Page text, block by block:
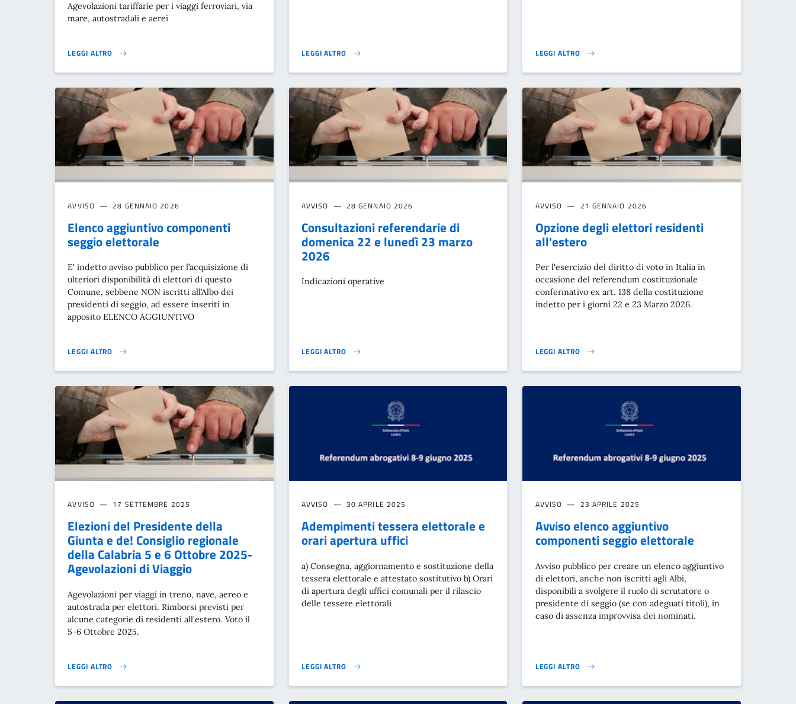
Agevolazioni tariffarie per i viaggi ferroviari, via
mare, autostradali e aerei
LEGGI ALTRO
CONSULTAZIONI ELETTORALI E REFERENDARIE DI DOMENICA 22 E LUNEDÌ 23 MARZO 2026}
LEGGI ALTRO
DOMANDA DI VOTO A DOMICILIO} LEGGI ALTRO
APERTURA UFFICI COMUNALI ELETTORALI}
AVVISO 28 GENNAIO 2026
Elenco aggiuntivo componenti
seggio elettorale
E' indetto avviso pubblico per l’acquisizione di
ulteriori disponibilità di elettori di questo
Comune, sebbene NON iscritti all’Albo dei
presidenti di seggio, ad essere inseriti in
apposito ELENCO AGGIUNTIVO
LEGGI ALTRO
ELENCO AGGIUNTIVO COMPONENTI SEGGIO ELETTORALE}
AVVISO 28 GENNAIO 2026
Consultazioni referendarie di
domenica 22 e lunedì 23 marzo
2026
Indicazioni operative
LEGGI ALTRO
CONSULTAZIONI REFERENDARIE DI DOMENICA 22 E LUNEDÌ 23 MARZO 2026}
AVVISO 21 GENNAIO 2026
Opzione degli elettori residenti
all'estero
Per l'esercizio del diritto di voto in Italia in
occasione del referendum costituzionale
confermativo ex art. 138 della costituzione
indetto per i giorni 22 e 23 Marzo 2026.
LEGGI ALTRO
OPZIONE DEGLI ELETTORI RESIDENTI ALL'ESTERO}
AVVISO 17 SETTEMBRE 2025
Elezioni del Presidente della
Giunta e de! Consiglio regionale
della Calabria 5 e 6 Ottobre 2025-
Agevolazioni di Viaggio
Agevolazioni per viaggi in treno, nave, aereo e
autostrada per elettori. Rimborsi previsti per
alcune categorie di residenti all'estero. Voto il
5-6 Ottobre 2025.
LEGGI ALTRO
ELEZIONI DEL PRESIDENTE DELLA GIUNTA E DE! CONSIGLIO REGIONALE DELLA CALABRIA 5 E 6 OTTOBRE 2025- AGEVOLAZIONI DI VIAGGIO}
AVVISO 30 APRILE 2025
Adempimenti tessera elettorale e
orari apertura uffici
a) Consegna, aggiornamento e sostituzione della
tessera elettorale e attestato sostitutivo b) Orari
di apertura degli uffici comunali per il rilascio
delle tessere elettorali
LEGGI ALTRO
ADEMPIMENTI TESSERA ELETTORALE E ORARI APERTURA UFFICI}
AVVISO 23 APRILE 2025
Avviso elenco aggiuntivo
componenti seggio elettorale
Avviso pubblico per creare un elenco aggiuntivo
di elettori, anche non iscritti agli Albi,
disponibili a svolgere il ruolo di scrutatore o
presidente di seggio (se con adeguati titoli), in
caso di assenza improvvisa dei nominati.
LEGGI ALTRO
AVVISO ELENCO AGGIUNTIVO COMPONENTI SEGGIO ELETTORALE}